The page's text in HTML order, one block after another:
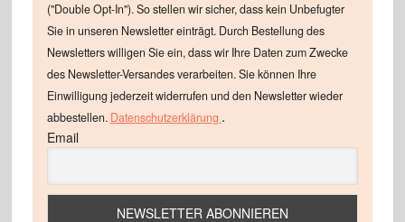
("Double Opt-In"). So stellen wir sicher, dass kein Unbefugter
Sie in unseren Newsletter einträgt. Durch Bestellung des
Newsletters willigen Sie ein, dass wir Ihre Daten zum Zwecke
des Newsletter-Versandes verarbeiten. Sie können Ihre
Einwilligung jederzeit widerrufen und den Newsletter wieder
abbestellen. Datenschutzerklärung .
Email